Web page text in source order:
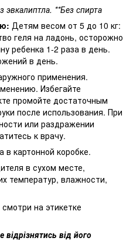
**Без спирта
Детям весом от 5 до 10 кг:
геля на ладонь, осторожно
ребенка 1-2 раза в день.
в день.
применения.
Избегайте
промойте достаточным
после использования. При
или раздражении
к врачу.
в картонной коробке.
в сухом месте,
температур, влажности,
смотри на этикетке
від його